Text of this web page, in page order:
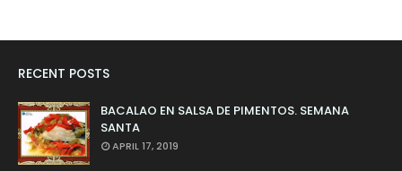
RECENT POSTS
BACALAO EN SALSA DE PIMENTOS. SEMANA
SANTA
APRIL 17, 2019